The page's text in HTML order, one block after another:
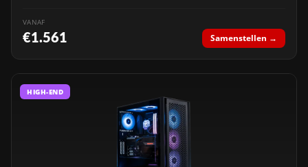
VANAF
€1.561 Samenstellen →
HIGH-END